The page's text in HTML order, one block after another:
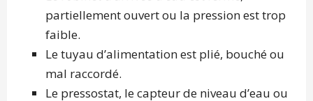
partiellement ouvert ou la pression est trop
faible.
Le tuyau d’alimentation est plié, bouché ou
mal raccordé.
Le pressostat, le capteur de niveau d’eau ou